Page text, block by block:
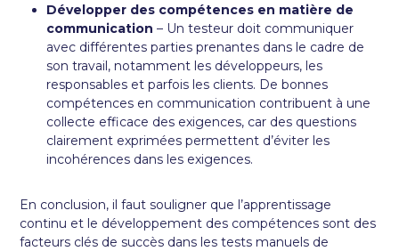
Développer des compétences en matière de
communication – Un testeur doit communiquer
avec différentes parties prenantes dans le cadre de
son travail, notamment les développeurs, les
responsables et parfois les clients. De bonnes
compétences en communication contribuent à une
collecte efficace des exigences, car des questions
clairement exprimées permettent d’éviter les
incohérences dans les exigences.
En conclusion, il faut souligner que l’apprentissage
continu et le développement des compétences sont des
facteurs clés de succès dans les tests manuels de